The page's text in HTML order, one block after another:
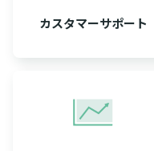
カスタマーサポート